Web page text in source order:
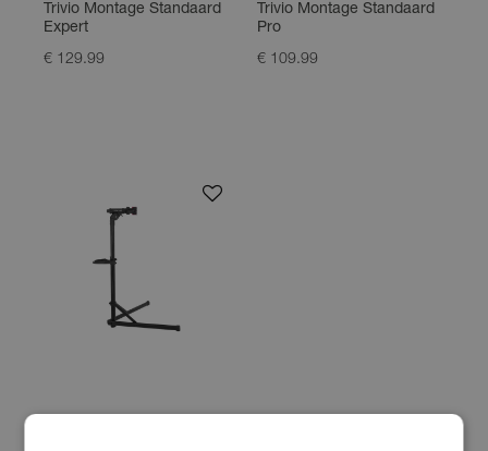
Trivio Montage Standaard
Expert
€ 129.99
Trivio Montage Standaard
Pro
€ 109.99